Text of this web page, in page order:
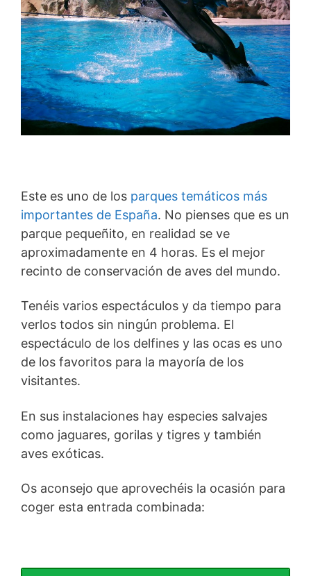
Este es uno de los parques temáticos más
importantes de España. No pienses que es un
parque pequeñito, en realidad se ve
aproximadamente en 4 horas. Es el mejor
recinto de conservación de aves del mundo.
Tenéis varios espectáculos y da tiempo para
verlos todos sin ningún problema. El
espectáculo de los delfines y las ocas es uno
de los favoritos para la mayoría de los
visitantes.
En sus instalaciones hay especies salvajes
como jaguares, gorilas y tigres y también
aves exóticas.
Os aconsejo que aprovechéis la ocasión para
coger esta entrada combinada: